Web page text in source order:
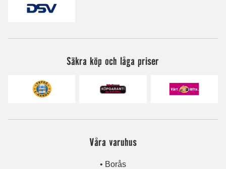
Säkra köp och låga priser
Våra varuhus
• Borås